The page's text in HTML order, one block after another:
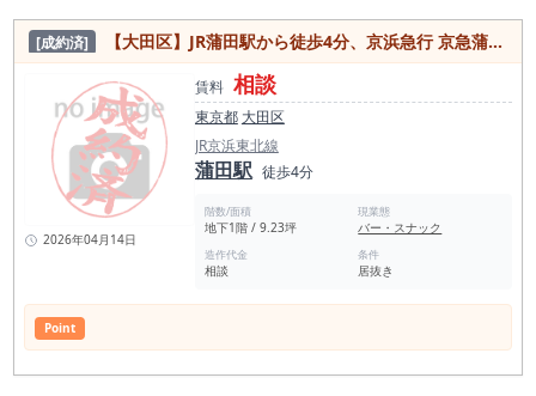
[成約済] 【大田区】JR蒲田駅から徒歩4分、京浜急行 京急蒲田駅から徒歩5分！駅近便利、バー・スナック居抜き物件
2026年04月14日
賃料 相談
東京都 大田区
JR京浜東北線
蒲田駅 徒歩4分
階数/面積
地下1階 / 9.23坪
現業態
バー・スナック
造作代金
相談
条件
居抜き
Point